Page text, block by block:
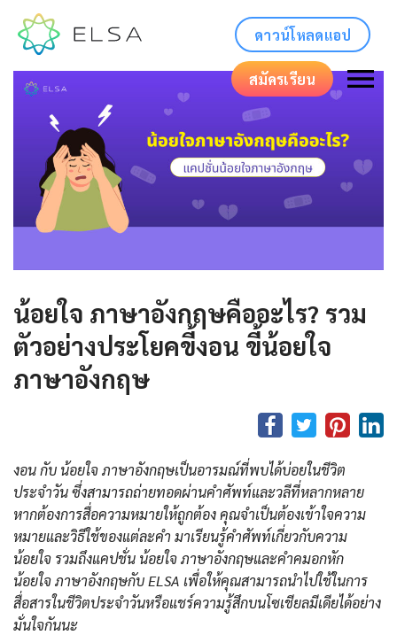
ดาวน์โหลดแอป
สมัครเรียน
น้อยใจ ภาษาอังกฤษคืออะไร? รวม
ตัวอย่างประโยคขี้งอน ขี้น้อยใจ
ภาษาอังกฤษ
งอน กับ น้อยใจ ภาษาอังกฤษเป็นอารมณ์ที่พบได้บ่อยในชีวิต
ประจำวัน ซึ่งสามารถถ่ายทอดผ่านคำศัพท์และวลีที่หลากหลาย
หากต้องการสื่อความหมายให้ถูกต้อง คุณจำเป็นต้องเข้าใจความ
หมายและวิธีใช้ของแต่ละคำ มาเรียนรู้คำศัพท์เกี่ยวกับความ
น้อยใจ รวมถึงแคปชั่น น้อยใจ ภาษาอังกฤษและคําคมอกหัก
น้อยใจ ภาษาอังกฤษกับ ELSA เพื่อให้คุณสามารถนำไปใช้ในการ
สื่อสารในชีวิตประจำวันหรือแชร์ความรู้สึกบนโซเชียลมีเดียได้อย่าง
มั่นใจกันนะ